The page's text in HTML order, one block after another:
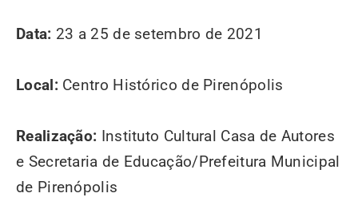
Data: 23 a 25 de setembro de 2021
Local: Centro Histórico de Pirenópolis
Realização: Instituto Cultural Casa de Autores
e Secretaria de Educação/Prefeitura Municipal
de Pirenópolis